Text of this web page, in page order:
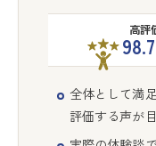
高評
98.7
全体として満
評価する声が